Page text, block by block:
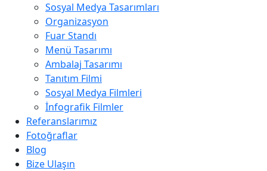
Sosyal Medya Tasarımları
Organizasyon
Fuar Standı
Menü Tasarımı
Ambalaj Tasarımı
Tanıtım Filmi
Sosyal Medya Filmleri
İnfografik Filmler
Referanslarımız
Fotoğraflar
Blog
Bize Ulaşın